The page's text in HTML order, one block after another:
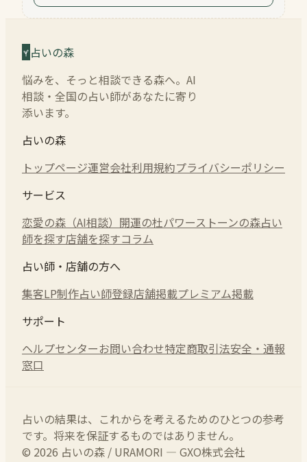
占いの森
悩みを、そっと相談できる森へ。AI
相談・全国の占い師があなたに寄り
添います。
占いの森
トップページ運営会社利用規約プライバシーポリシー
サービス
恋愛の森（AI相談） 開運の杜パワーストーンの森占い
師を探す店舗を探すコラム
占い師・店舗の方へ
集客LP制作占い師登録店舗掲載プレミアム掲載
サポート
ヘルプセンターお問い合わせ特定商取引法安全・通報
窓口
占いの結果は、これからを考えるためのひとつの参考
です。将来を保証するものではありません。
© 2026 占いの森 / URAMORI — GXO株式会社